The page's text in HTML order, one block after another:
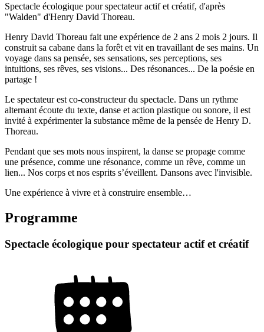
Spectacle écologique pour spectateur actif et créatif, d'après
"Walden" d'Henry David Thoreau.
Henry David Thoreau fait une expérience de 2 ans 2 mois 2 jours. Il
construit sa cabane dans la forêt et vit en travaillant de ses mains. Un
voyage dans sa pensée, ses sensations, ses perceptions, ses
intuitions, ses rêves, ses visions... Des résonances... De la poésie en
partage !
Le spectateur est co-constructeur du spectacle. Dans un rythme
alternant écoute du texte, danse et action plastique ou sonore, il est
invité à expérimenter la substance même de la pensée de Henry D.
Thoreau.
Pendant que ses mots nous inspirent, la danse se propage comme
une présence, comme une résonance, comme un rêve, comme un
lien... Nos corps et nos esprits s’éveillent. Dansons avec l'invisible.
Une expérience à vivre et à construire ensemble…
Programme
Spectacle écologique pour spectateur actif et créatif